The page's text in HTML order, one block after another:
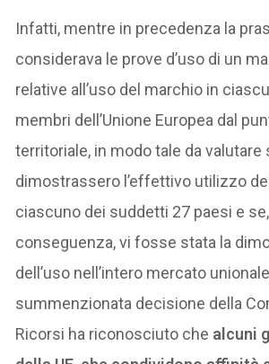
Infatti, mentre in precedenza la
considerava le prove d’uso di un
relative all’uso del marchio in
membri dell’Unione Europea dal
territoriale, in modo tale da valutare
dimostrassero l’effettivo utilizzo
ciascuno dei suddetti 27 paesi e
conseguenza, vi fosse stata la
dell’uso nell’intero mercato
summenzionata decisione della
Ricorsi ha riconosciuto che alcuni